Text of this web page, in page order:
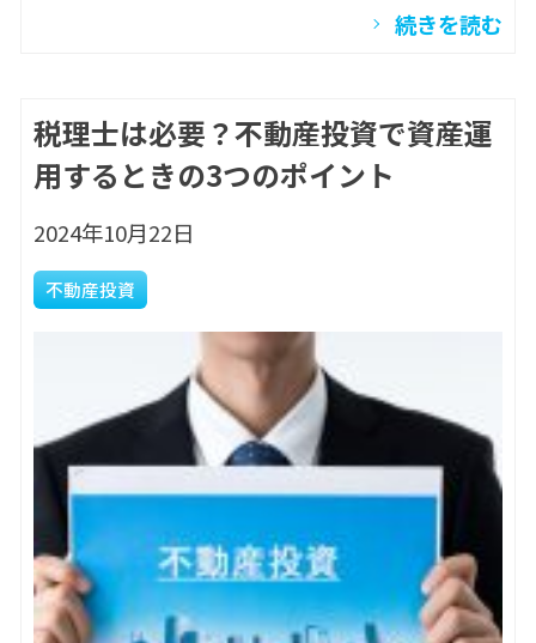
続きを読む
税理士は必要？不動産投資で資産運
用するときの3つのポイント
2024年10月22日
不動産投資